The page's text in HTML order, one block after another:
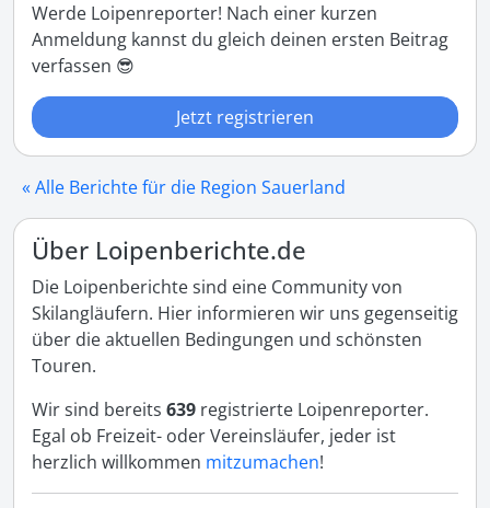
Werde Loipenreporter! Nach einer kurzen
Anmeldung kannst du gleich deinen ersten Beitrag
verfassen 😎
Jetzt registrieren
« Alle Berichte für die Region Sauerland
Über Loipenberichte.de
Die Loipenberichte sind eine Community von
Skilangläufern. Hier informieren wir uns gegenseitig
über die aktuellen Bedingungen und schönsten
Touren.
Wir sind bereits 639 registrierte Loipenreporter.
Egal ob Freizeit- oder Vereinsläufer, jeder ist
herzlich willkommen mitzumachen!